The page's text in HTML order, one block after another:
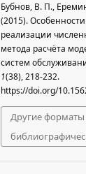
Бубнов, В. П.,
(2015).
реализации
метода расчёта
систем
1(38), 218-232.
https://doi.org/
Другие форматы